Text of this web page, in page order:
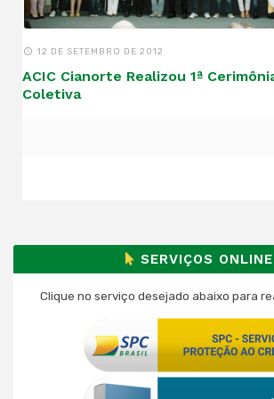
12 DE SETEMBRO DE 2012
ACIC Cianorte Realizou 1ª
Coletiva
SERVIÇOS ONLINE
Clique no serviço desejado abaixo para